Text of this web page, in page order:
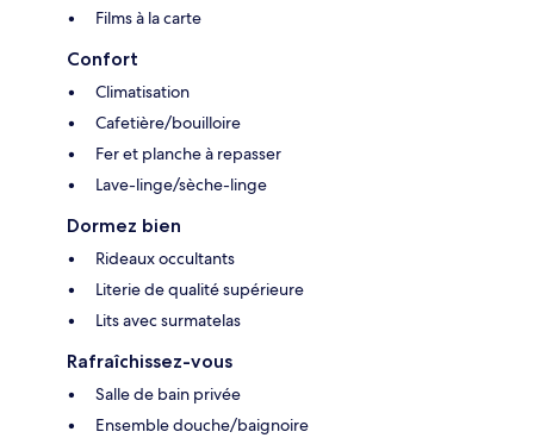
Films à la carte
Confort
Climatisation
Cafetière/bouilloire
Fer et planche à repasser
Lave-linge/sèche-linge
Dormez bien
Rideaux occultants
Literie de qualité supérieure
Lits avec surmatelas
Rafraîchissez-vous
Salle de bain privée
Ensemble douche/baignoire